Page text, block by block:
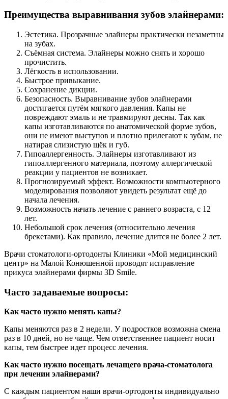
Преимущества выравнивания зубов элайнерами:
Эстетика. Прозрачные элайнеры практически незаметны
на зубах.
Съёмная система. Элайнеры можно снять и хорошо
прочистить.
Лёгкость в использовании.
Быстрое привыкание.
Сохранение дикции.
Безопасность. Выравнивание зубов элайнерами
достигается путём мягкого давления. Капы не
повреждают эмаль и не травмируют десны. Так как
капы изготавливаются по анатомической форме зубов,
они не имеют выступов и плотно прилегают к зубам, не
натирая слизистую щёк и губ.
Гипоаллергенность. Элайнеры изготавливают из
гипоаллергенного материала, поэтому аллергической
реакции у пациентов не возникает.
Прогнозируемый эффект. Возможности компьютерного
моделирования позволяют увидеть результат ещё до
начала лечения.
Возможность начать лечение с раннего возраста, с 12
лет.
Небольшой срок лечения (относительно лечения
брекетами). Как правило, лечение длится не более 2 лет.
Врачи стоматологи-ортодонты Клиники «Мой медицинский
центр» на Малой Конюшенной проводят исправление
прикуса элайнерами фирмы 3D Smile.
Часто задаваемые вопросы:
Как часто нужно менять капы?
Капы меняются раз в 2 недели. У подростков возможна смена
раз в 10 дней, но не чаще. Чем ответственнее пациент носит
капы, тем быстрее идет процесс лечения.
Как часто нужно посещать лечащего врача-стоматолога
при лечении элайнерами?
С каждым пациентом наши врачи-ортодонты индивидуально